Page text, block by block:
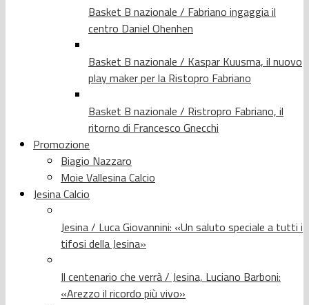
Basket B nazionale / Fabriano ingaggia il
centro Daniel Ohenhen
Basket B nazionale / Kaspar Kuusma, il nuovo
play maker per la Ristopro Fabriano
Basket B nazionale / Ristropro Fabriano, il
ritorno di Francesco Gnecchi
Promozione
Biagio Nazzaro
Moie Vallesina Calcio
Jesina Calcio
Jesina / Luca Giovannini: «Un saluto speciale a tutti i
tifosi della Jesina»
Il centenario che verrà / Jesina, Luciano Barboni:
«Arezzo il ricordo più vivo»